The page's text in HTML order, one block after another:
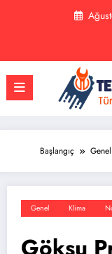
Başlangıç Genel
Genel Klima